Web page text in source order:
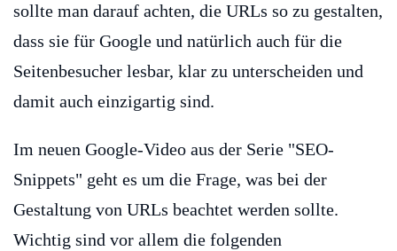
sollte man darauf achten, die URLs so zu gestalten,
dass sie für Google und natürlich auch für die
Seitenbesucher lesbar, klar zu unterscheiden und
damit auch einzigartig sind.
Im neuen Google-Video aus der Serie "SEO-
Snippets" geht es um die Frage, was bei der
Gestaltung von URLs beachtet werden sollte.
Wichtig sind vor allem die folgenden